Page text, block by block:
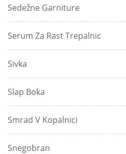
Sedežne Garniture
Serum Za Rast Trepalnic
Sivka
Slap Boka
Smrad V Kopalnici
Snegobran